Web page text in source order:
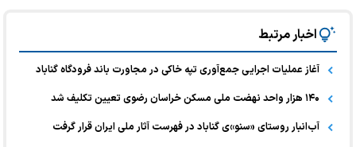
اخبار مرتبط
آغاز عملیات اجرایی جمع‌آوری تپه خاکی در مجاورت باند فرودگاه گناباد
۱۴۰ هزار واحد نهضت ملی مسکن خراسان رضوی تعیین تکلیف ‌شد
آب‌انبار روستای «سنو»ی گناباد در فهرست آثار ملی ایران قرار گرفت